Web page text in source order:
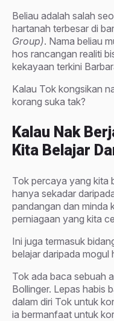
Beliau adalah salah
hartanah terbesar di
Group). Nama beliau
hos rancangan realiti
kekayaan terkini
Kalau Tok kongsikan
korang suka tak?
Kalau Nak
Kita Belajar
Tok percaya yang kita
hanya sekadar
pandangan dan minda
perniagaan yang kita
Ini juga termasuk
belajar daripada mogul
Tok ada baca sebuah
Bollinger. Lepas habis
dalam diri Tok untuk
ia bermanfaat untuk